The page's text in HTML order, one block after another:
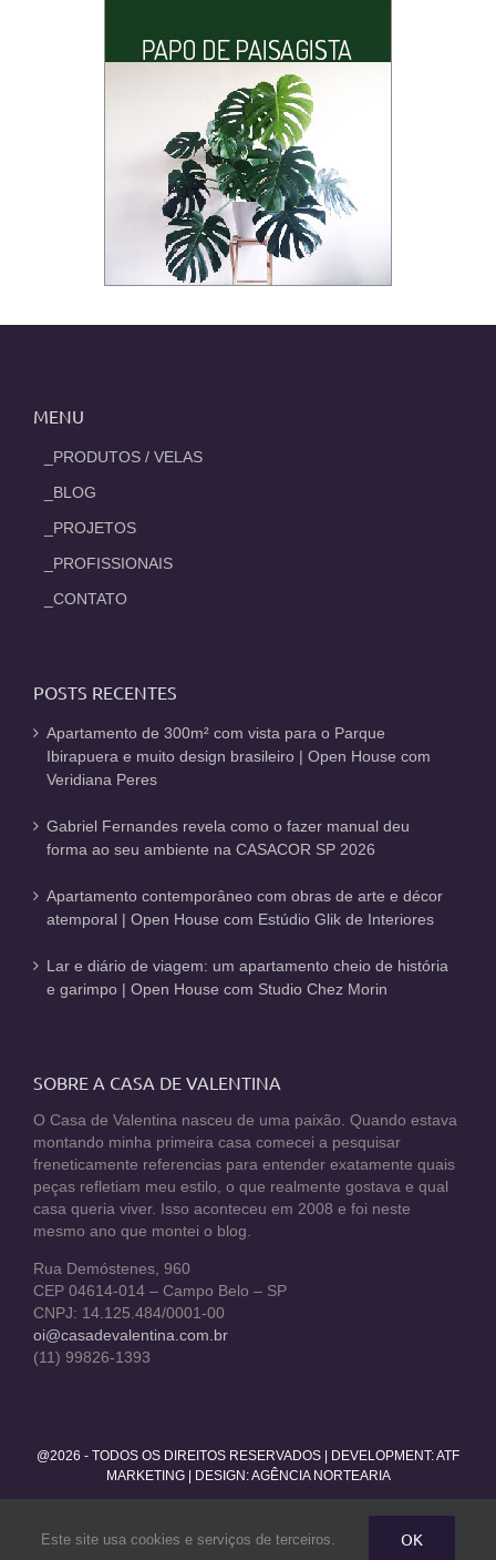
MENU
_PRODUTOS / VELAS
_BLOG
_PROJETOS
_PROFISSIONAIS
_CONTATO
POSTS RECENTES
Apartamento de 300m² com vista para o Parque
Ibirapuera e muito design brasileiro | Open House com
Veridiana Peres
Gabriel Fernandes revela como o fazer manual deu
forma ao seu ambiente na CASACOR SP 2026
Apartamento contemporâneo com obras de arte e décor
atemporal | Open House com Estúdio Glik de Interiores
Lar e diário de viagem: um apartamento cheio de história
e garimpo | Open House com Studio Chez Morin
SOBRE A CASA DE VALENTINA
O Casa de Valentina nasceu de uma paixão. Quando estava
montando minha primeira casa comecei a pesquisar
freneticamente referencias para entender exatamente quais
peças refletiam meu estilo, o que realmente gostava e qual
casa queria viver. Isso aconteceu em 2008 e foi neste
mesmo ano que montei o blog.
Rua Demóstenes, 960
CEP 04614-014 – Campo Belo – SP
CNPJ: 14.125.484/0001-00
oi@casadevalentina.com.br
(11) 99826-1393
@2026 - TODOS OS DIREITOS RESERVADOS | DEVELOPMENT:ATF
MARKETING| DESIGN: AGÊNCIA NORTEARIA
FacebookTwitterInstagramPinterestYouTube
Este site usa cookies e serviços de terceiros. OK